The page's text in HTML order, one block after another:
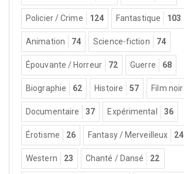
Policier / Crime 124 Fantastique 103
Animation 74 Science-fiction 74
Épouvante / Horreur 72 Guerre 68
Biographie 62 Histoire 57 Film noir
Documentaire 37 Expérimental 36
Érotisme 26 Fantasy / Merveilleux 24
Western 23 Chanté / Dansé 22